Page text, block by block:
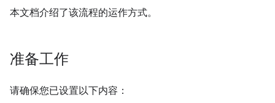
本文档介绍了该流程的运作方式。
准备工作
请确保您已设置以下内容：